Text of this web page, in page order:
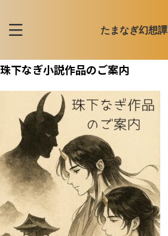
たまなぎ幻想譚
珠下なぎ小説作品のご案内